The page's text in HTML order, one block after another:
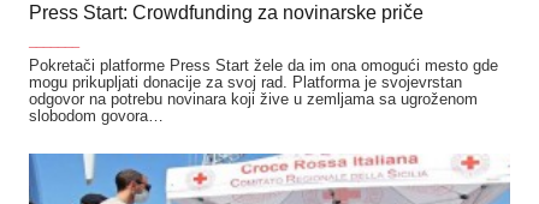
Press Start: Crowdfunding za novinarske priče
Pokretači platforme Press Start žele da im ona omogući mesto gde
mogu prikupljati donacije za svoj rad. Platforma je svojevrstan
odgovor na potrebu novinara koji žive u zemljama sa ugroženom
slobodom govora…